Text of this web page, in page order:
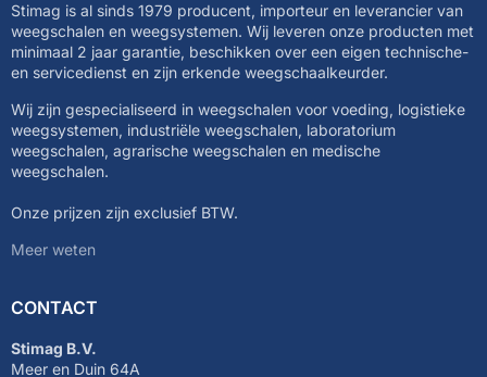
Stimag is al sinds 1979 producent, importeur en leverancier van
weegschalen en weegsystemen. Wij leveren onze producten met
minimaal 2 jaar garantie, beschikken over een eigen technische-
en servicedienst en zijn erkende weegschaalkeurder.
Wij zijn gespecialiseerd in weegschalen voor voeding, logistieke
weegsystemen, industriële weegschalen, laboratorium
weegschalen, agrarische weegschalen en medische
weegschalen.
Onze prijzen zijn exclusief BTW.
Meer weten
CONTACT
Stimag B.V.
Meer en Duin 64A